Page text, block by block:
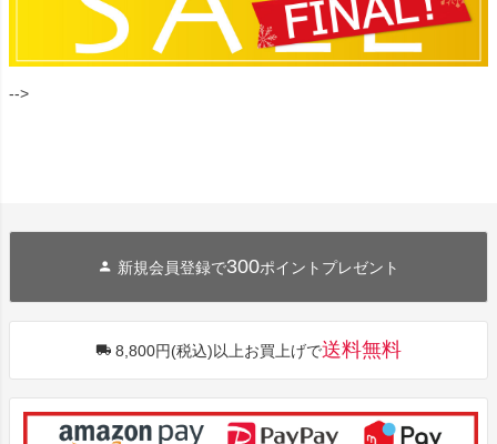
-->
新規会員登録で300ポイントプレゼント
8,800円(税込)以上お買上げで送料無料